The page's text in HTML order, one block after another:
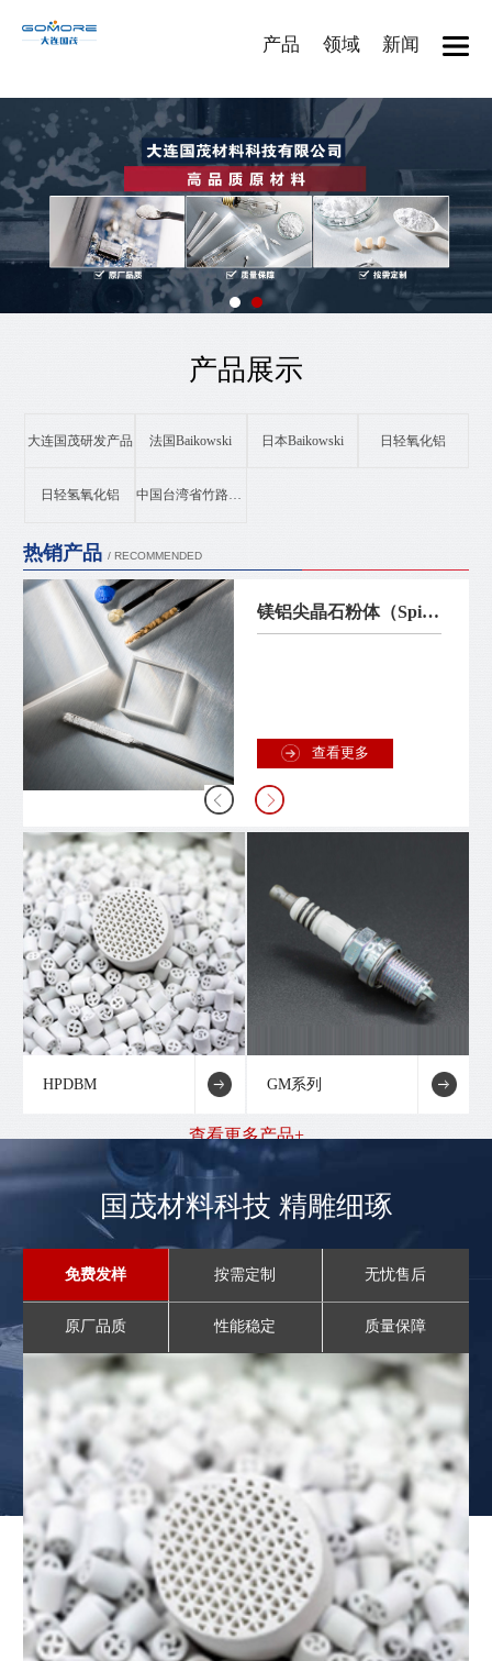
产品 领域 新闻
产品展示
大连国茂研发产品 法国Baikowski 日本Baikowski 日轻氧化铝
日轻氢氧化铝 中国台湾省竹路氮化铝
热销产品 / RECOMMENDED
镁铝尖晶石粉体（Spinel）
查看更多
HPDBM GM系列
查看更多产品+
国茂材料科技 精雕细琢
免费发样 按需定制 无忧售后
原厂品质 性能稳定 质量保障